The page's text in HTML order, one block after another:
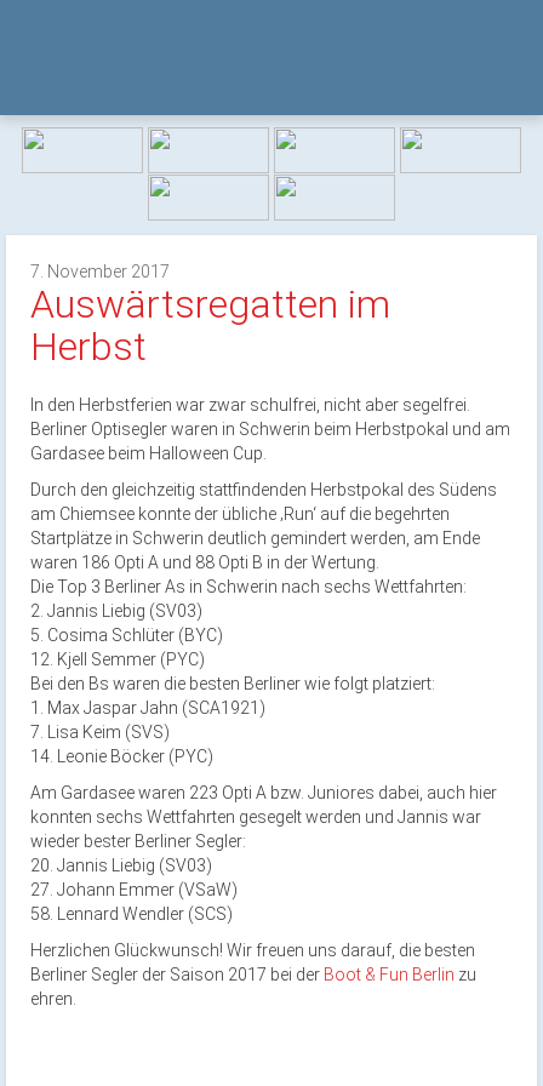
7. November 2017
Auswärtsregatten im
Herbst
In den Herbstferien war zwar schulfrei, nicht aber segelfrei.
Berliner Optisegler waren in Schwerin beim Herbstpokal und am
Gardasee beim Halloween Cup.
Durch den gleichzeitig stattfindenden Herbstpokal des Südens
am Chiemsee konnte der übliche ‚Run‘ auf die begehrten
Startplätze in Schwerin deutlich gemindert werden, am Ende
waren 186 Opti A und 88 Opti B in der Wertung.
Die Top 3 Berliner As in Schwerin nach sechs Wettfahrten:
2. Jannis Liebig (SV03)
5. Cosima Schlüter (BYC)
12. Kjell Semmer (PYC)
Bei den Bs waren die besten Berliner wie folgt platziert:
1. Max Jaspar Jahn (SCA1921)
7. Lisa Keim (SVS)
14. Leonie Böcker (PYC)
Am Gardasee waren 223 Opti A bzw. Juniores dabei, auch hier
konnten sechs Wettfahrten gesegelt werden und Jannis war
wieder bester Berliner Segler:
20. Jannis Liebig (SV03)
27. Johann Emmer (VSaW)
58. Lennard Wendler (SCS)
Herzlichen Glückwunsch! Wir freuen uns darauf, die besten
Berliner Segler der Saison 2017 bei der Boot & Fun Berlin zu
ehren.